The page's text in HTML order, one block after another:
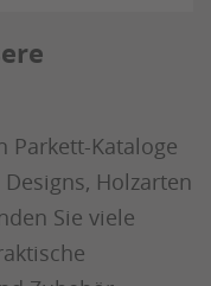
Parkett-Kataloge
Holzarten
Sie viele